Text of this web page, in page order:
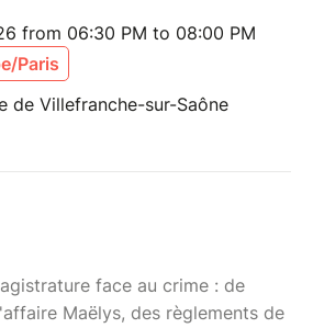
from 06:30 PM to 08:00 PM
Paris
de Villefranche-sur-Saône
face au crime : de
Maëlys, des règlements de